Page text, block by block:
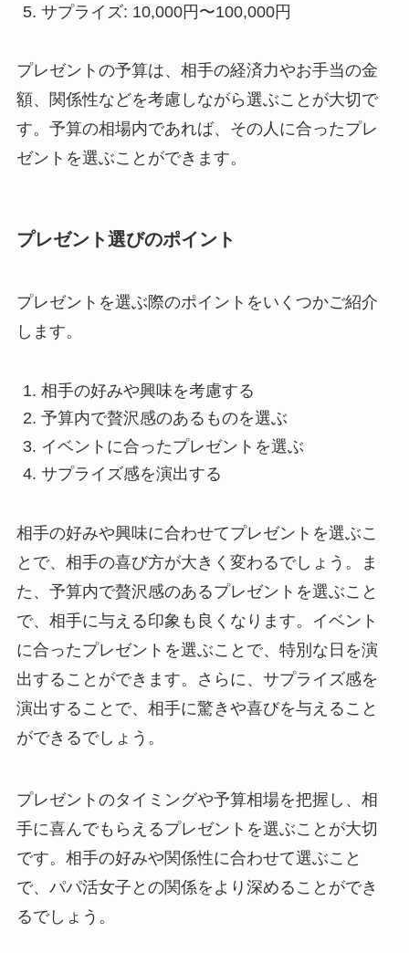
サプライズ: 10,000円〜100,000円
プレゼントの予算は、相手の経済力やお手当の金
額、関係性などを考慮しながら選ぶことが大切で
す。予算の相場内であれば、その人に合ったプレ
ゼントを選ぶことができます。
プレゼント選びのポイント
プレゼントを選ぶ際のポイントをいくつかご紹介
します。
相手の好みや興味を考慮する
予算内で贅沢感のあるものを選ぶ
イベントに合ったプレゼントを選ぶ
サプライズ感を演出する
相手の好みや興味に合わせてプレゼントを選ぶこ
とで、相手の喜び方が大きく変わるでしょう。ま
た、予算内で贅沢感のあるプレゼントを選ぶこと
で、相手に与える印象も良くなります。イベント
に合ったプレゼントを選ぶことで、特別な日を演
出することができます。さらに、サプライズ感を
演出することで、相手に驚きや喜びを与えること
ができるでしょう。
プレゼントのタイミングや予算相場を把握し、相
手に喜んでもらえるプレゼントを選ぶことが大切
です。相手の好みや関係性に合わせて選ぶこと
で、パパ活女子との関係をより深めることができ
るでしょう。